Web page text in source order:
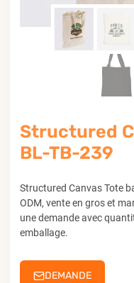
Structured
BL-TB-239
Structured Canvas Tote
ODM, vente en gros et
une demande avec
emballage.
DEMANDE